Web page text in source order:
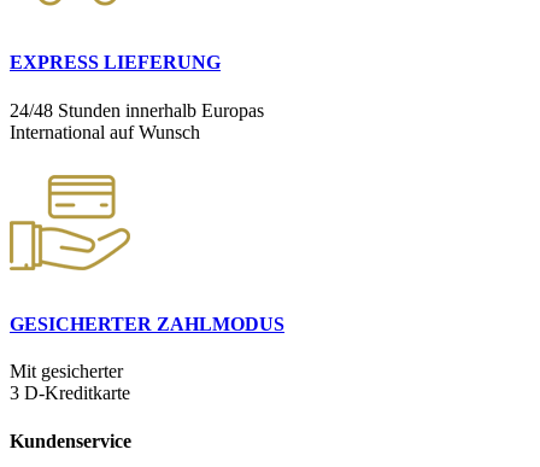
EXPRESS LIEFERUNG
24/48 Stunden innerhalb Europas
International auf Wunsch
GESICHERTER ZAHLMODUS
Mit gesicherter
3 D-Kreditkarte
Kundenservice